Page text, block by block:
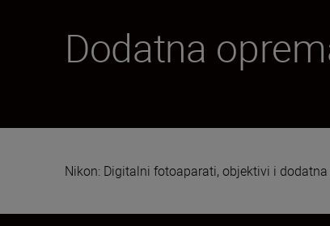
Dodatna
Nikon: Digitalni fotoaparati, objektivi i